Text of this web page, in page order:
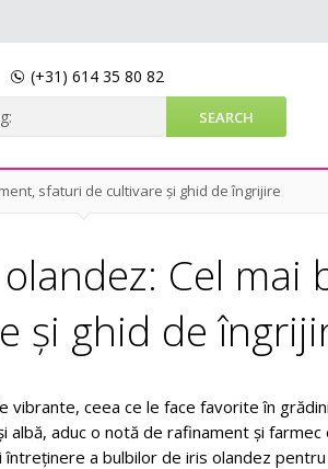
(+31) 614 35 80 82
sfaturi de cultivare și ghid de îngrijire
Cel
și ghid de
ceea ce le face favorite în
aduc o notă de rafinament și farmec
a bulbilor de iris olandez